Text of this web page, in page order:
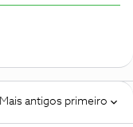
Mais antigos primeiro